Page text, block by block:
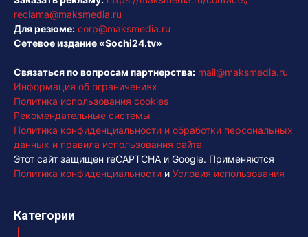
reclama@maksmedia.ru
Для резюме: corp@maksmedia.ru
Сетевое издание «Sochi24.tv»
Связаться по вопросам партнерства: mail@maksmedia.ru
Информация об ограничениях
Политика использования cookies
Рекомендательные системы
Политика конфиденциальности и обработки персональных
данных и правила использования сайта
Этот сайт защищен reCAPTCHA и Google. Применяются
Политика конфиденциальности и Условия использования
Категории